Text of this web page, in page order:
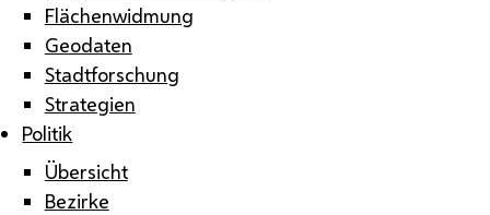
Flächenwidmung
Geodaten
Stadtforschung
Strategien
Politik
Übersicht
Bezirke